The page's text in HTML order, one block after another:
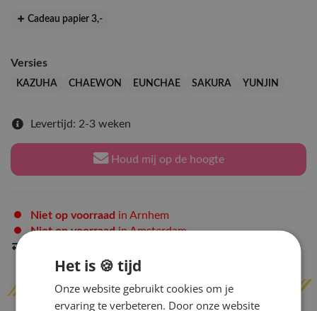
Cadeau papier 3,-
Versies
KAZUHA CHAEWON EUNCHAE SAKURA YUNJIN
Levertijd: 2-3 weken
Houd mij op de hoogte
Niet op voorraad in Arnhem
Niet op voorraadin Amsterdam
Het is 🍪 tijd
Onze website gebruikt cookies om je
ervaring te verbeteren. Door onze website